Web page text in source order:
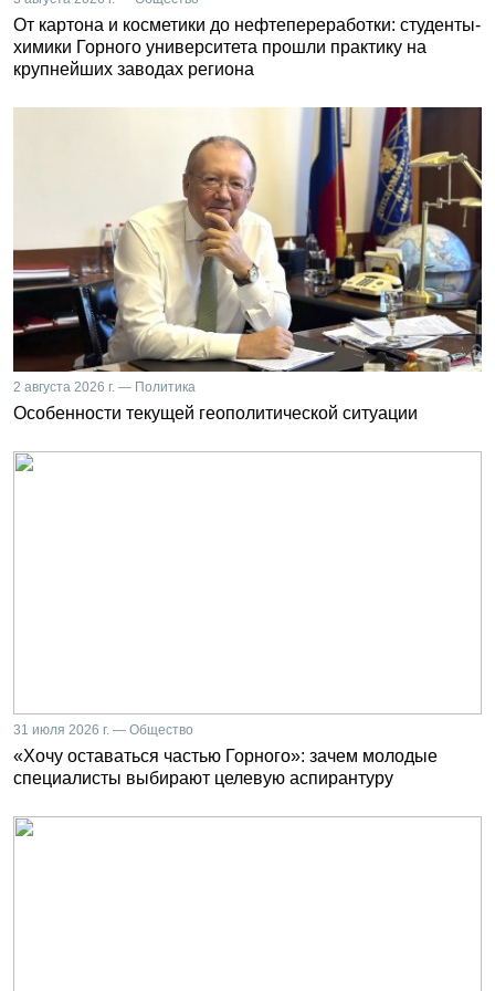
От картона и косметики до нефтепереработки: студенты-
химики Горного университета прошли практику на
крупнейших заводах региона
2 августа 2026 г. — Политика
Особенности текущей геополитической ситуации
31 июля 2026 г. — Общество
«Хочу оставаться частью Горного»: зачем молодые
специалисты выбирают целевую аспирантуру